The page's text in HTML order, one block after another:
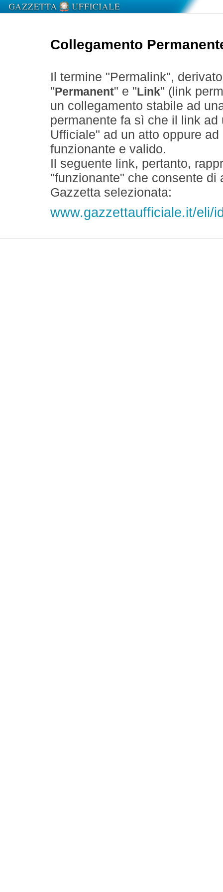
Collegamento
Il termine "Permalink",
" Permanent" e " Link" (link
un collegamento stabile ad
permanente fa sì che il link
Ufficiale" ad un atto oppure
funzionante e valido.
Il seguente link, pertanto,
"funzionante" che consente
Gazzetta selezionata:
www.gazzettaufficiale.it/eli/